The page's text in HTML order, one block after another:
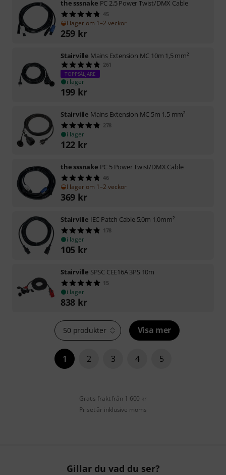
the sssnake PC 2,5 Power Twist/DMX Cable
45
I lager om 1–2 veckor
259 kr
Stairville Mains Extension MC 10m 1,5 mm²
261
TOPPSÄLJARE
i lager
199 kr
Stairville Mains Extension MC 5m 1,5 mm²
278
i lager
122 kr
the sssnake PC 5 Power Twist/DMX Cable
46
I lager om 1–2 veckor
369 kr
Stairville IEC Patch Cable 5,0m 1,0mm²
178
i lager
105 kr
Stairville SPSC CEE16A 3PS 10m
15
i lager
838 kr
50 produkter Visa mer
1 2 3 4 5
Gratis frakt från 1 600 kr
Priset är inklusive moms
Gillar du vad du ser?